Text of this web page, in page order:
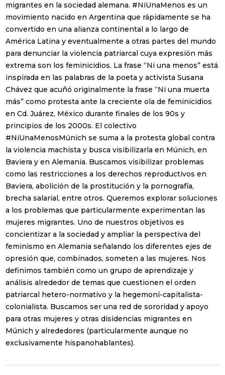
migrantes en la sociedad alemana. #NiUnaMenos es un
movimiento nacido en Argentina que rápidamente se ha
convertido en una alianza continental a lo largo de
América Latina y eventualmente a otras partes del mundo
para denunciar la violencia patriarcal cuya expresión más
extrema son los feminicidios. La frase “Ni una menos” está
inspirada en las palabras de la poeta y activista Susana
Chávez que acuñó originalmente la frase “Ni una muerta
más” como protesta ante la creciente ola de feminicidios
en Cd. Juárez, México durante finales de los 90s y
principios de los 2000s. El colectivo
#NiUnaMenosMúnich se suma a la protesta global contra
la violencia machista y busca visibilizarla en Múnich, en
Baviera y en Alemania. Buscamos visibilizar problemas
como las restricciones a los derechos reproductivos en
Baviera, abolición de la prostitución y la pornografía,
brecha salarial, entre otros. Queremos explorar soluciones
a los problemas que particularmente experimentan las
mujeres migrantes. Uno de nuestros objetivos es
concientizar a la sociedad y ampliar la perspectiva del
feminismo en Alemania señalando los diferentes ejes de
opresión que, combinados, someten a las mujeres. Nos
definimos también como un grupo de aprendizaje y
análisis alrededor de temas que cuestionen el orden
patriarcal hetero-normativo y la hegemoní-capitalista-
colonialista. Buscamos ser una red de sororidad y apoyo
para otras mujeres y otras disidencias migrantes en
Múnich y alrededores (particularmente aunque no
exclusivamente hispanohablantes).